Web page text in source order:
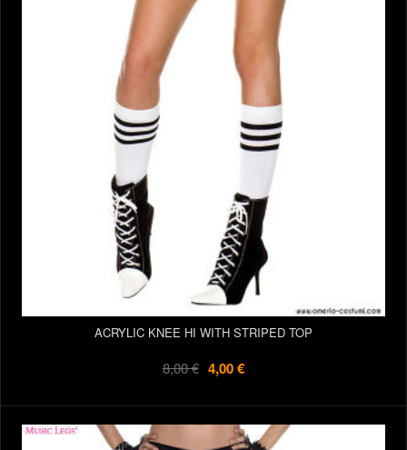
ACRYLIC KNEE HI WITH STRIPED TOP
8,00 € 4,00 €